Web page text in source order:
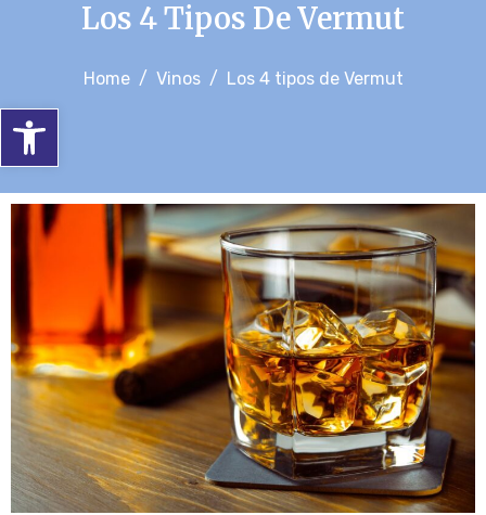
Abrir barra de herramientas
Los 4 Tipos De Vermut
Home Vinos Los 4 tipos de Vermut